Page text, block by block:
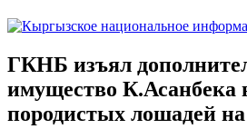
ГКНБ изъял
имущество К.Асанбека
породистых лошадей на